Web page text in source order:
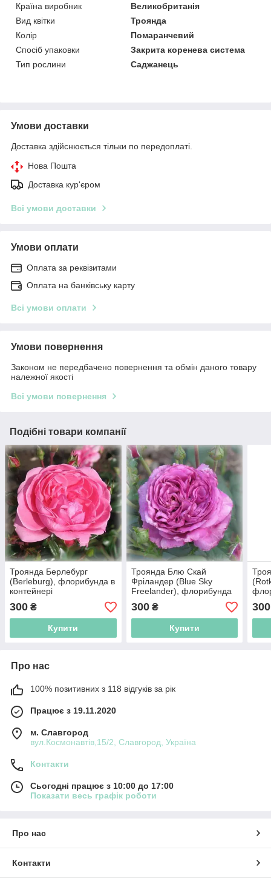
Країна виробник
Великобританія
Вид квітки
Троянда
Колір
Помаранчевий
Спосіб упаковки
Закрита коренева система
Тип рослини
Саджанець
Умови доставки
Доставка здійснюється тільки по передоплаті.
Нова Пошта
Доставка кур'єром
Всі умови доставки
Умови оплати
Оплата за реквізитами
Оплата на банківську карту
Всі умови оплати
Умови повернення
Законом не передбачено повернення та обмін даного товару
належної якості
Всі умови повернення
Подібні товари компанії
Троянда Берлебург
(Berleburg), флорибунда в
контейнері
300 ₴
Купити
Троянда Блю Скай
Фріландер (Blue Sky
Freelander), флорибунда
в контейнері
300₴
Купити
300
Про нас
100% позитивних з 118 відгуків за рік
Працює з 19.11.2020
м. Славгород
вул.Космонавтів,15/2, Славгород, Україна
Контакти
Сьогодні працює з 10:00 до 17:00
Показати весь графік роботи
Про нас
Контакти